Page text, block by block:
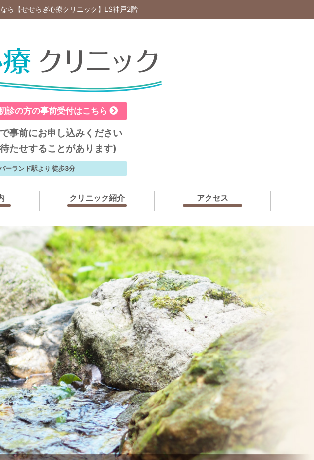
ら【せせらぎ心療クリニック】LS神戸2階
診の方の事前受付はこちら
事前にお申し込みください
たせすることがあります)
ーランド駅より 徒歩3分
クリニック紹介 アクセス